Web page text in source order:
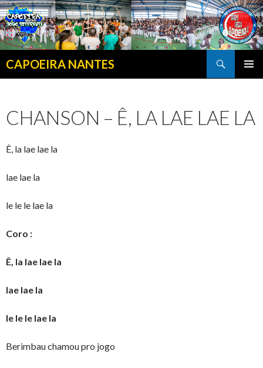
CAPOEIRA NANTES
CHANSON – Ê, LA LAE LAE LA
Ê, la lae lae la
lae lae la
le le le lae la
Coro :
Ê, la lae lae la
lae lae la
le le le lae la
Berimbau chamou pro jogo